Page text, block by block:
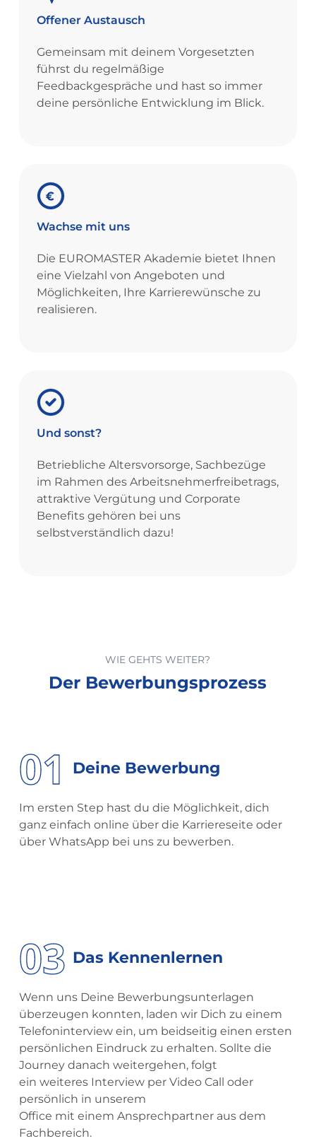
Offener Austausch
Gemeinsam mit deinem Vorgesetzten
führst du regelmäßige
Feedbackgespräche und hast so immer
deine persönliche Entwicklung im Blick.
Wachse mit uns
Die EUROMASTER Akademie bietet Ihnen
eine Vielzahl von Angeboten und
Möglichkeiten, Ihre Karrierewünsche zu
realisieren.
Und sonst?
Betriebliche Altersvorsorge, Sachbezüge
im Rahmen des Arbeitsnehmerfreibetrags,
attraktive Vergütung und Corporate
Benefits gehören bei uns
selbstverständlich dazu!
WIE GEHTS WEITER?
Der Bewerbungsprozess
01 Deine Bewerbung
Im ersten Step hast du die Möglichkeit, dich
ganz einfach online über die Karriereseite oder
über WhatsApp bei uns zu bewerben.
03 Das Kennenlernen
Wenn uns Deine Bewerbungsunterlagen
überzeugen konnten, laden wir Dich zu einem
Telefoninterview ein, um beidseitig einen ersten
persönlichen Eindruck zu erhalten. Sollte die
Journey danach weitergehen, folgt
ein weiteres Interview per Video Call oder
persönlich in unserem
Office mit einem Ansprechpartner aus dem
Fachbereich.